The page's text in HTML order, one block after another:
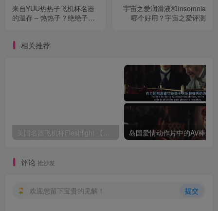
来自YUU热热子飞机杯名器
的温存 – 热热子？绝绝子！
宇宙之爱润滑液和Insomnia
哪个好用？宇宙之爱评测
相关推荐
评论 抢沙发
欢迎您留下宝贵的见解！ 提交